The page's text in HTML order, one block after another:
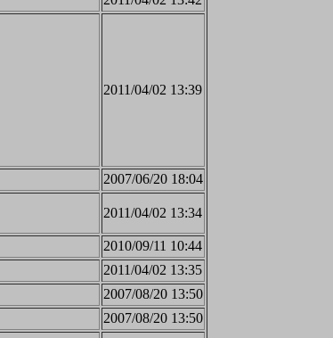
2011/04/02 13:39
2007/06/20 18:04
2011/04/02 13:34
2010/09/11 10:44
2011/04/02 13:35
2007/08/20 13:50
2007/08/20 13:50